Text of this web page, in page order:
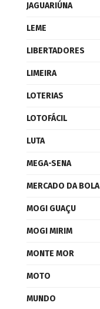
JAGUARIÚNA
LEME
LIBERTADORES
LIMEIRA
LOTERIAS
LOTOFÁCIL
LUTA
MEGA-SENA
MERCADO DA BOLA
MOGI GUAÇU
MOGI MIRIM
MONTE MOR
MOTO
MUNDO